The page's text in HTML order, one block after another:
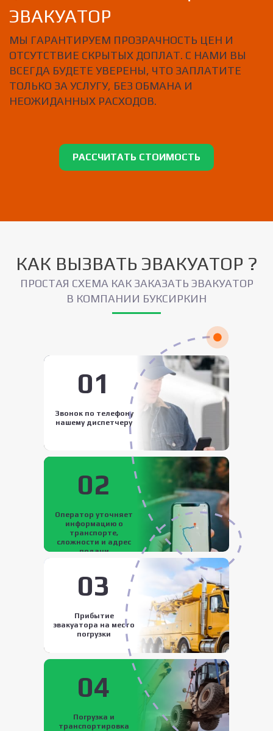
ЭВАКУАТОР
МЫ ГАРАНТИРУЕМ ПРОЗРАЧНОСТЬ ЦЕН И
ОТСУТСТВИЕ СКРЫТЫХ ДОПЛАТ. С НАМИ ВЫ
ВСЕГДА БУДЕТЕ УВЕРЕНЫ, ЧТО ЗАПЛАТИТЕ
ТОЛЬКО ЗА УСЛУГУ, БЕЗ ОБМАНА И
НЕОЖИДАННЫХ РАСХОДОВ.
РАССЧИТАТЬ СТОИМОСТЬ
КАК ВЫЗВАТЬ ЭВАКУАТОР ?
ПРОСТАЯ СХЕМА КАК ЗАКАЗАТЬ ЭВАКУАТОР
В КОМПАНИИ БУКСИРКИН
01
Звонок по телефону
нашему диспетчеру
02
Оператор уточняет
информацию о
транспорте,
сложности и адрес
подачи
03
Прибытие
эвакуатора на место
погрузки
04
Погрузка и
транспортировка